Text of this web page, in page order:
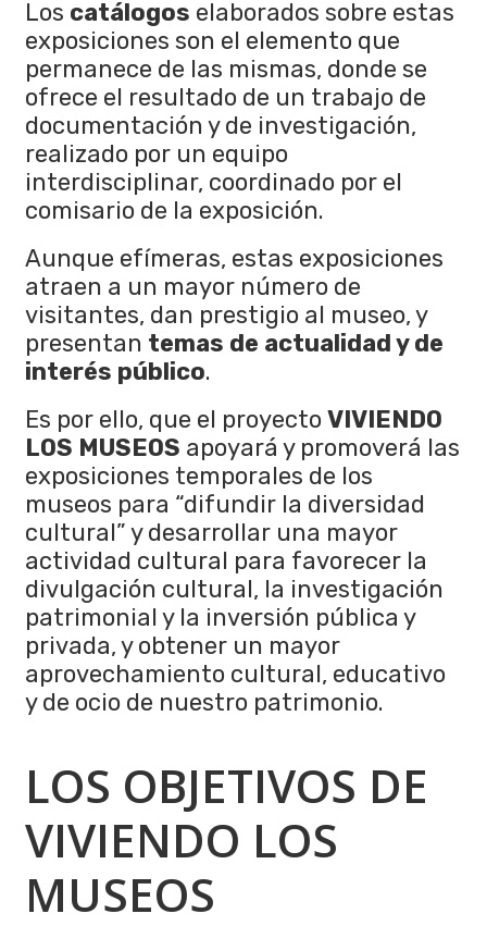
Los catálogos elaborados sobre estas
exposiciones son el elemento que
permanece de las mismas, donde se
ofrece el resultado de un trabajo de
documentación y de investigación,
realizado por un equipo
interdisciplinar, coordinado por el
comisario de la exposición.
Aunque efímeras, estas exposiciones
atraen a un mayor número de
visitantes, dan prestigio al museo, y
presentan temas de actualidad y de
interés público.
Es por ello, que el proyectoVIVIENDO
LOS MUSEOS apoyará y promoverá las
exposiciones temporales de los
museos para “difundir la diversidad
cultural” y desarrollar una mayor
actividad cultural para favorecer la
divulgación cultural, la investigación
patrimonial y la inversión pública y
privada, y obtener un mayor
aprovechamiento cultural, educativo
y de ocio de nuestro patrimonio.
LOS OBJETIVOS DE
VIVIENDO LOS
MUSEOS